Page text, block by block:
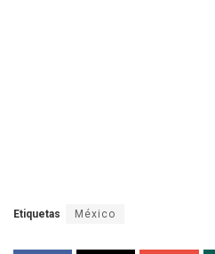
Etiquetas México